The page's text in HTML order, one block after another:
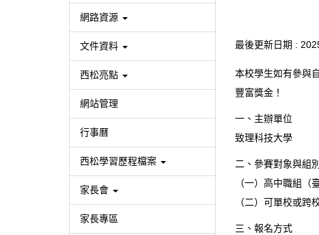
網路資源
文件資料
西松亮點
網站管理
行事曆
西松學習歷程檔案
家長會
家長專區
最後更新日期 :
本校學生如有參與
豐富獎金！
一、主辦單位
致理科技大學
二、參賽對象與組
（一）高中職組（
（二）可單校或跨
三、報名方式